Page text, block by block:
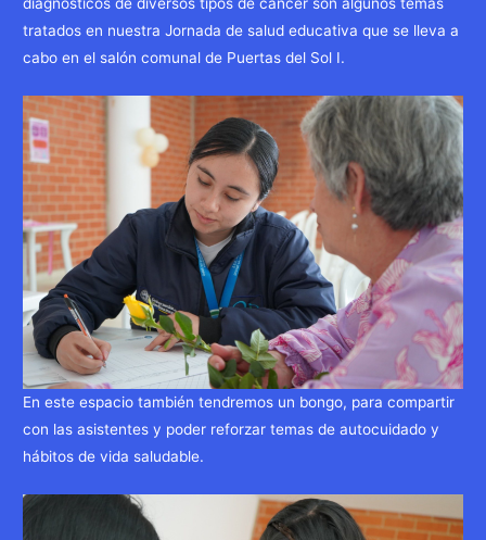
tratados en nuestra Jornada de salud educativa que se lleva a
cabo en el salón comunal de Puertas del Sol I.
En este espacio también tendremos un bongo, para compartir
con las asistentes y poder reforzar temas de autocuidado y
hábitos de vida saludable.